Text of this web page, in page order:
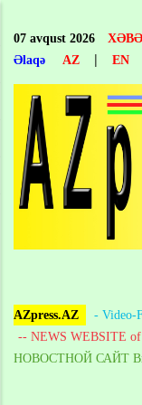
main
content
07 avqust 2026
Əlaqə
AZ | EN
AZpress.AZ
- Video-
-- NEWS WEBSITE
НОВОСТНОЙ САЙТ